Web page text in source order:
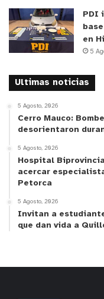
paga el
denomina
– Los y las
– Los y las
pertenecen a los
Oportunidades” y
– Además, por
beneficiarios y
“causantes”, en
Familiar,
excepción de las
PDI
en
5
Ultimas noticias
5 Agosto, 2026
Cerro Mauco:
desorientaron
5 Agosto, 2026
Hospital
acercar
Petorca
5 Agosto, 2026
Invitan a
que dan vida a